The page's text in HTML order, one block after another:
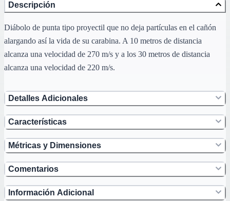
Descripción
Diábolo de punta tipo proyectil que no deja partículas en el cañón
alargando así la vida de su carabina. A 10 metros de distancia
alcanza una velocidad de 270 m/s y a los 30 metros de distancia
alcanza una velocidad de 220 m/s.
Detalles Adicionales
Características
Métricas y Dimensiones
Comentarios
Información Adicional